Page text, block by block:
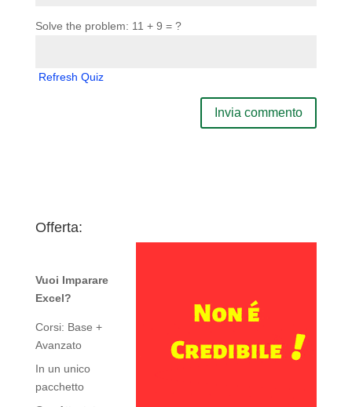
Solve the problem: 11 + 9 = ?
Refresh Quiz
Offerta:
Vuoi Imparare
Excel?
Corsi: Base +
Avanzato
In un unico
pacchetto